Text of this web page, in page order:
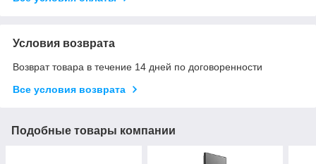
Условия возврата
Возврат товара в течение 14 дней по договоренности
Все условия возврата
Подобные товары компании